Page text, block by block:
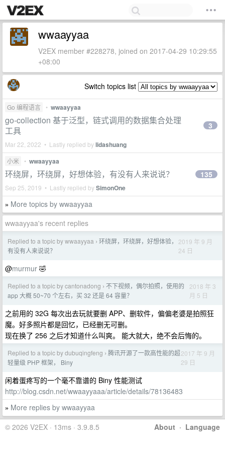
wwaayyaa
V2EX member #228278, joined on 2017-04-29 10:29:55
+08:00
Switch topics list
Go 编程语言 • wwaayyaa
go-collection 基于泛型，链式调用的数据集合处理
工具
Mar 22, 2022 • Lastly replied bylidashuang
3
小米 • wwaayyaa
环绕屏，环绕屏，好想体验，有没有人来说说？
Sep 25, 2019 • Lastly replied bySimonOne
135
» More topics by wwaayyaa
wwaayyaa's recent replies
Replied to a topic by wwaayyaa › 环绕屏，环绕屏，好想体验，
有没有人来说说？
2019 年 9 月
24 日
@murmur 🤣
Replied to a topic by cantonadong › 不下视频，偶尔拍照，使用的
app 大概 50~70 个左右，买 32 还是 64 容量？
2018 年 3
月 5 日
之前用的 32G 每次出去玩就要删 APP、删软件，偏偏老婆是拍照狂
魔。好多照片都是回忆，已经删无可删。
现在换了 256 之后才知道什么叫爽。 能大就大，绝不会后悔的。
Replied to a topic by dubuqingfeng › 腾讯开源了一款高性能的超
轻量级 PHP 框架， Biny
2017 年 9 月
29 日
闲着蛋疼写的一个毫不靠谱的 Biny 性能测试
http://blog.csdn.net/wwaayyaaa/article/details/78136483
» More replies by wwaayyaa
About · Language
© 2026 V2EX · 13ms · 3.9.8.5